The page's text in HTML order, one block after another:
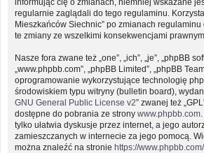
regularnie zaglądali do tego regulaminu.
Mieszkańców Siechnic” po zmianach
te zmiany ze wszelkimi konsekwencjami
Nasze fora zwane też „one”, „ich”, „je”, „phpBB
„www.phpbb.com”, „phpBB Limited”, „phpBB
oprogramowanie wykorzystujące technologię
środowiskiem typu witryny (bulletin board),
GNU General Public License v2” zwanej też
dostępne do pobrania ze strony www.phpbb.com
tylko ułatwia dyskusje przez internet, a jego
zamieszczanych w internecie za jego pomocą.
można znaleźć na stronie https://www.phpbb.com/